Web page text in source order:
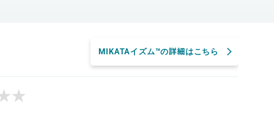
MIKATAイズム™の詳細はこちら